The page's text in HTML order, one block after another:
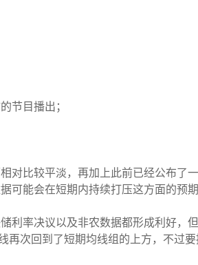
节目播出；
对比较平淡，再加上此前已经公布了
可能会在短期内持续打压这方面的预期
利率决议以及非农数据都形成利好，
次回到了短期均线组的上方，不过